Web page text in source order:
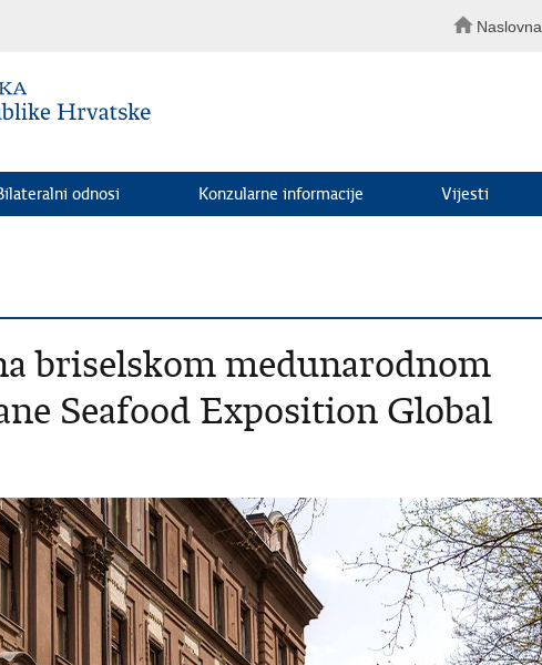
Naslovna
odnosi Konzularne informacije Vijesti
briselskom medunarodnom
Seafood Exposition Global